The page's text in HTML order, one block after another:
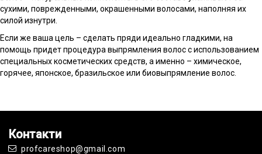
сухими, поврежденными, окрашенными волосами, наполняя их
силой изнутри.
Если же ваша цель – сделать пряди идеально гладкими, на
помощь придет процедура выпрямления волос с использованием
специальных косметических средств, а именно – химическое,
горячее, японское, бразильское или биовыпрямление волос.
Контакти
profcareshop@gmail.com